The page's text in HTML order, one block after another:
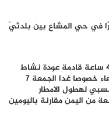
في حي المشاع بين بلدتَيْ
الفلكي عدنان الشوافي: متوقع خلال 48 ساعة قادمة عودة نشاط
الأمطار على اجزاء واسعة من الامانة صنعاء خصوصا غدا الجمعة 7
نسبي لهطول الامطار
من اليمن مقارنة باليومين